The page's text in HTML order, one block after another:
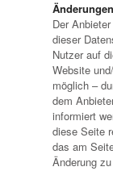
Der
dieser
Nutzer auf
Website
möglich –
dem
informiert
diese Seite
das am
Änderung